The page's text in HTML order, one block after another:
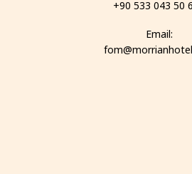
+90 533 043 50
Email: